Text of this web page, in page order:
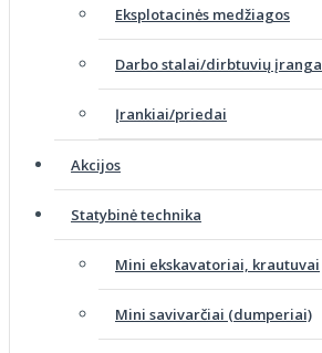
Eksplotacinės medžiagos
Darbo stalai/dirbtuvių įranga
Įrankiai/priedai
Akcijos
Statybinė technika
Mini ekskavatoriai, krautuvai
Mini savivarčiai (dumperiai)